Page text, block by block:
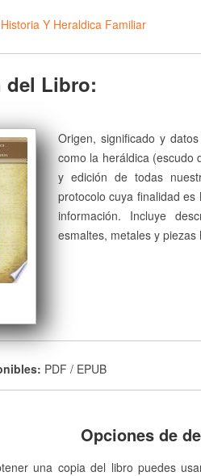
Y Heraldica Familiar
del Libro:
Origen, significado y
como la heráldica (escudo
y edición de todas
protocolo cuya finalidad
información. Incluye
esmaltes, metales y piezas
PDF / EPUB
Opciones de
una copia del libro puedes